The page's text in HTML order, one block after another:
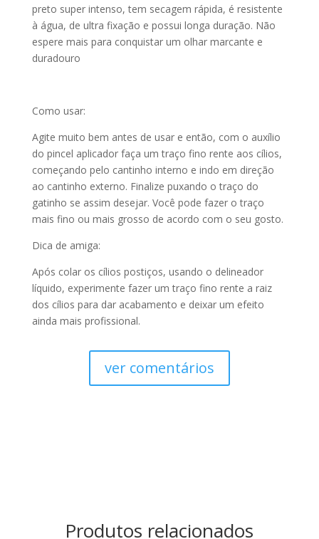
preto super intenso, tem secagem rápida, é resistente
à água, de ultra fixação e possui longa duração. Não
espere mais para conquistar um olhar marcante e
duradouro
Como usar:
Agite muito bem antes de usar e então, com o auxílio
do pincel aplicador faça um traço fino rente aos cílios,
começando pelo cantinho interno e indo em direção
ao cantinho externo. Finalize puxando o traço do
gatinho se assim desejar. Você pode fazer o traço
mais fino ou mais grosso de acordo com o seu gosto.
Dica de amiga:
Após colar os cílios postiços, usando o delineador
líquido, experimente fazer um traço fino rente a raiz
dos cílios para dar acabamento e deixar um efeito
ainda mais profissional.
ver comentários
Produtos relacionados